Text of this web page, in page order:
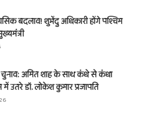
बदलाव! शुभेंदु अधिकारी होंगे पश्चिम
अमित शाह के साथ कंधे से कंधा
उतरे डॉ. लोकेश कुमार प्रजापति